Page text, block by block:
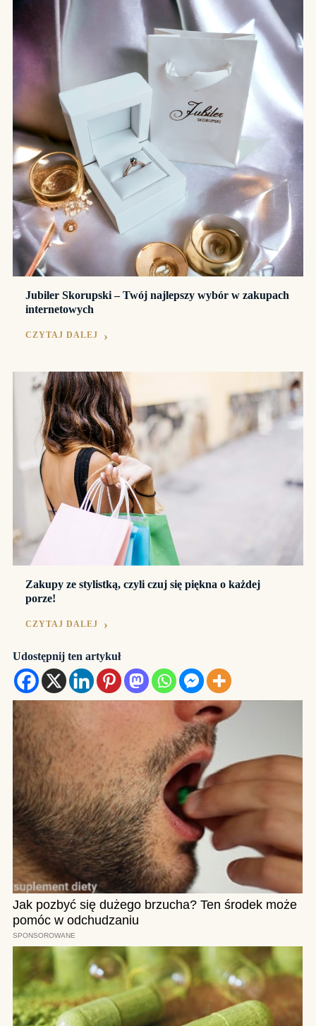
Jubiler Skorupski – Twój najlepszy wybór w zakupach
internetowych
CZYTAJ DALEJ
Zakupy ze stylistką, czyli czuj się piękna o każdej
porze!
CZYTAJ DALEJ
Udostępnij ten artykuł